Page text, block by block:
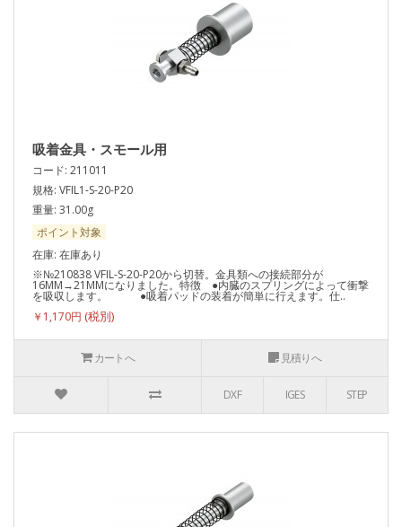
吸着金具・スモール用
コード: 211011
規格: VFIL1-S-20-P20
重量: 31.00g
ポイント対象
在庫: 在庫あり
※№210838 VFIL-S-20-P20から切替。金具類への接続部分が
16MM→21MMになりました。特徴 ●内臓のスプリングによって衝撃
を吸収します。 ●吸着パッドの装着が簡単に行えます。仕..
￥1,170円
カートへ 見積りへ
DXF IGES STEP